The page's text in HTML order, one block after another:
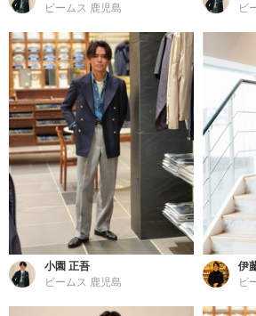
ビームス 鹿児島
ビ
小園 正吾
ビームス 鹿児島
伊
ビ